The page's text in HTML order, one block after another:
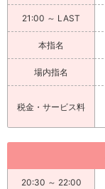
21:00 ～ LAST
本指名
場内指名
税金・サービス料
20:30 ～ 22:00